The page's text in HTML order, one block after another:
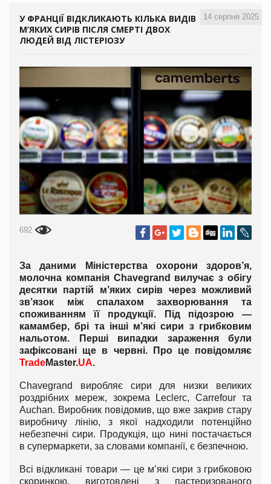
14 серпня 2025
У ФРАНЦІЇ ВІДКЛИКАЮТЬ КІЛЬКА ВИДІВ
М’ЯКИХ СИРІВ ПІСЛЯ СМЕРТІ ДВОХ
ЛЮДЕЙ ВІД ЛІСТЕРІОЗУ
692
За даними Міністерства охорони здоров’я,
молочна компанія Chavegrand вилучає з обігу
десятки партій м’яких сирів через можливий
зв’язок між спалахом захворювання та
споживанням її продукції. Під підозрою —
камамбер, брі та інші м’які сири з грибковим
нальотом. Перші випадки зараження були
зафіксовані ще в червні. Про це повідомляє
TradeMaster.UA.
Chavegrand виробляє сири для низки великих
роздрібних мереж, зокрема Leclerc, Carrefour та
Auchan. Виробник повідомив, що вже закрив стару
виробничу лінію, з якої надходили потенційно
небезпечні сири. Продукція, що нині постачається
в супермаркети, за словами компанії, є безпечною.
Всі відкликані товари — це м’які сири з грибковою
скоринкою, виготовлені з пастеризованого